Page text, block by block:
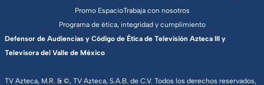
TV Azteca, M.R. & ©, TV Azteca, S.A.B. de C.V. Todos los derechos reservados,
Promo EspacioTrabaja con nosotros
Programa de ética, integridad y cumplimiento
Defensor de Audiencias y Código de Ética de Televisión Azteca III y
Televisora del Valle de México